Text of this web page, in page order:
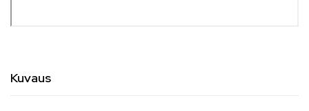
Kuvaus